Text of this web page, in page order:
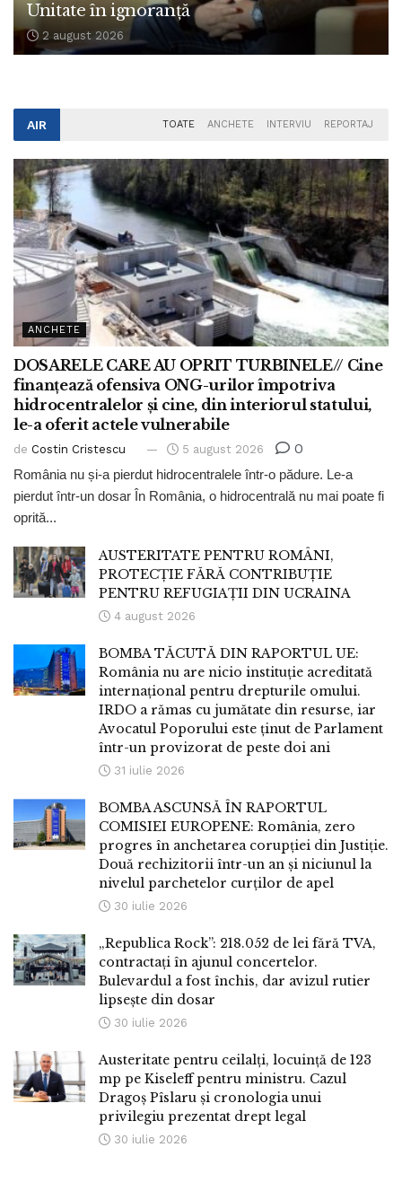
Unitate în ignoranță
2 august 2026
AIR TOATE ANCHETE INTERVIU REPORTAJ
ANCHETE
DOSARELE CARE AU OPRIT TURBINELE// Cine
finanțează ofensiva ONG-urilor împotriva
hidrocentralelor și cine, din interiorul statului,
le-a oferit actele vulnerabile
de Costin Cristescu 5 august 2026 0
România nu și-a pierdut hidrocentralele într-o pădure. Le-a
pierdut într-un dosar În România, o hidrocentrală nu mai poate fi
oprită...
AUSTERITATE PENTRU ROMÂNI,
PROTECȚIE FĂRĂ CONTRIBUȚIE
PENTRU REFUGIAȚII DIN UCRAINA
4 august 2026
BOMBA TĂCUTĂ DIN RAPORTUL UE:
România nu are nicio instituție acreditată
internațional pentru drepturile omului.
IRDO a rămas cu jumătate din resurse, iar
Avocatul Poporului este ținut de Parlament
într-un provizorat de peste doi ani
31 iulie 2026
BOMBA ASCUNSĂ ÎN RAPORTUL
COMISIEI EUROPENE: România, zero
progres în anchetarea corupției din Justiție.
Două rechizitorii într-un an și niciunul la
nivelul parchetelor curților de apel
30 iulie 2026
„Republica Rock”: 218.052 de lei fără TVA,
contractați în ajunul concertelor.
Bulevardul a fost închis, dar avizul rutier
lipsește din dosar
30 iulie 2026
Austeritate pentru ceilalți, locuință de 123
mp pe Kiseleff pentru ministru. Cazul
Dragoș Pîslaru și cronologia unui
privilegiu prezentat drept legal
30 iulie 2026